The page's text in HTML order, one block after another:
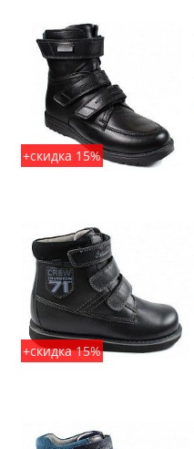
+скидка 15%
+скидка 15%